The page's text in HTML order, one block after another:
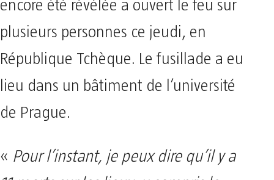
encore été révélée a ouvert le feu sur
plusieurs personnes ce jeudi, en
République Tchèque. Le fusillade a eu
lieu dans un bâtiment de l’université
de Prague.
« Pour l’instant, je peux dire qu’il y a